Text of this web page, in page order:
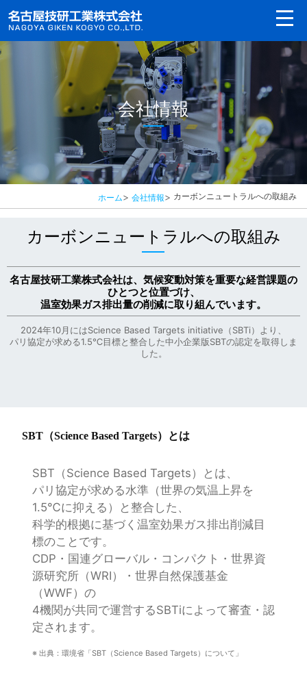
会社情報
ホーム> 会社情報> カーボンニュートラルへの取組み
カーボンニュートラルへの取組み
名古屋技研工業株式会社は、気候変動対策を重要な経営課題の
ひとつと位置づけ、
温室効果ガス排出量の削減に取り組んでいます。
2024年10月にはScience Based Targets initiative（SBTi）より、
パリ協定が求める1.5℃目標と整合した中小企業版SBTの認定を取得しま
した。
SBT（Science Based Targets）とは
SBT（Science Based Targets）とは、
パリ協定が求める水準（世界の気温上昇を
1.5℃に抑える）と整合した、
科学的根拠に基づく温室効果ガス排出削減目
標のことです。
CDP・国連グローバル・コンパクト・世界資
源研究所（WRI）・世界自然保護基金
（WWF）の
4機関が共同で運営するSBTiによって審査・認
定されます。
※ 出典：環境省「SBT（Science Based Targets）について」